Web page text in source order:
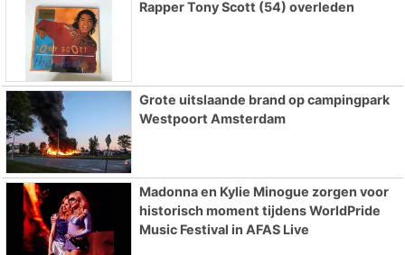
Rapper Tony Scott (54) overleden
Grote uitslaande brand op campingpark
Westpoort Amsterdam
Madonna en Kylie Minogue zorgen voor
historisch moment tijdens WorldPride
Music Festival in AFAS Live